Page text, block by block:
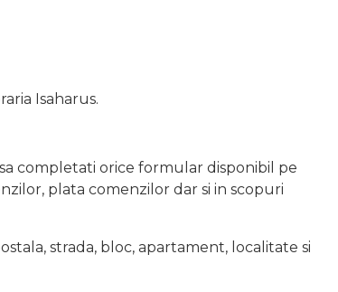
Isaharus.
completati orice formular disponibil pe
plata comenzilor dar si in scopuri
strada, bloc, apartament, localitate si